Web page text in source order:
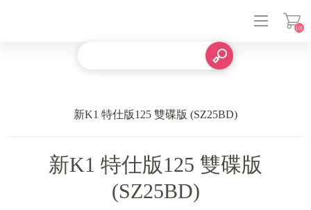
(0)
新K1 特仕版125 雙碟版 (SZ25BD)
新K1 特仕版125 雙碟版
(SZ25BD)